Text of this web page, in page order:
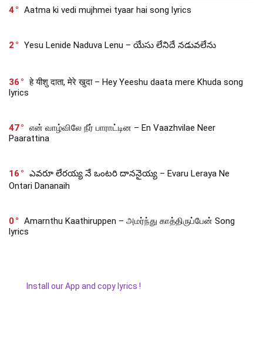
4
Aatma ki vedi mujhmei tyaar hai song lyrics
2 Yesu Lenide Naduva Lenu – యేసు లేనిదే నడువలేను
36
हे यीशु दाता, मेरे खुदा – Hey Yeeshu daata mere Khuda song
lyrics
47
என் வாழ்விலே நீர் பாராட்டின – En Vaazhvilae Neer
Paarattina
16
ఎవరూ లేరయ్య నే ఒంటరి దాననైయ్య – Evaru Leraya Ne
Ontari Dananaih
0
Amarnthu Kaathiruppen – அமர்ந்து காத்திருப்பேன் Song
lyrics
Install our App and copy lyrics !